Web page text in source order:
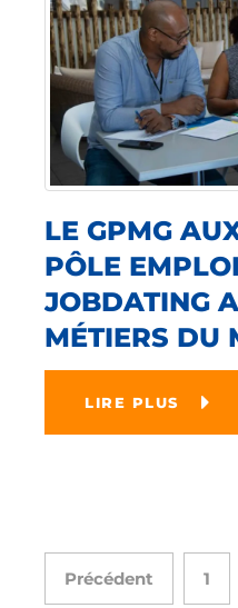
LE GPMG
PÔLE
JOBDATING
MÉTIERS DU
LIRE PLUS
Précédent 1